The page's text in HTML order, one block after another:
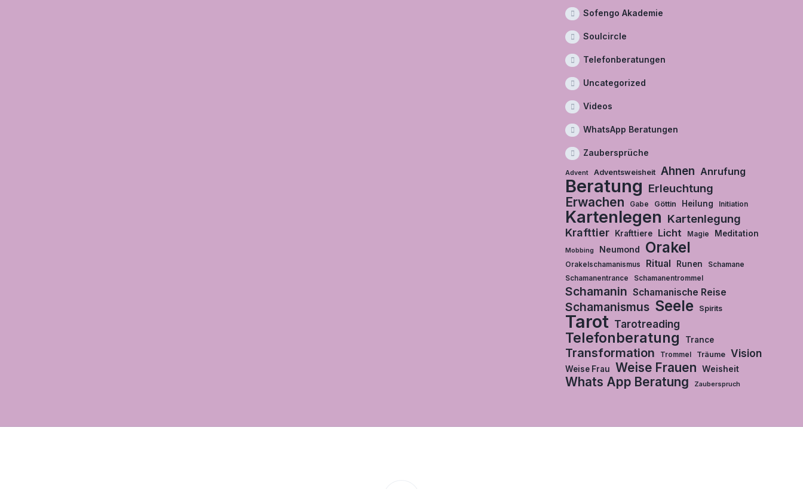
Sofengo Akademie
Soulcircle
Telefonberatungen
Uncategorized
Videos
WhatsApp Beratungen
Zaubersprüche
Advent Adventsweisheit Ahnen Anrufung
Beratung Erleuchtung
Erwachen Gabe Göttin Heilung Initiation
Kartenlegen Kartenlegung
Krafttier Krafttiere Licht Magie Meditation
Mobbing Neumond Orakel
Orakelschamanismus Ritual Runen
Schamane
Schamanentrance
Schamanentrommel
Schamanin Schamanische Reise
Schamanismus Seele Spirits
Tarot Tarotreading
Telefonberatung Trance
Transformation Trommel Träume Vision
Weise Frau Weise Frauen Weisheit
Whats App Beratung Zauberspruch